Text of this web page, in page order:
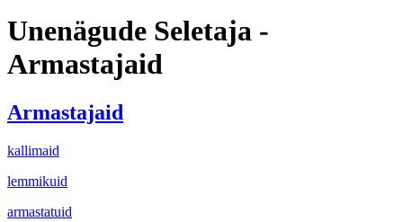
Unenägude Seletaja -
Armastajaid
Armastajaid
kallimaid
lemmikuid
armastatuid